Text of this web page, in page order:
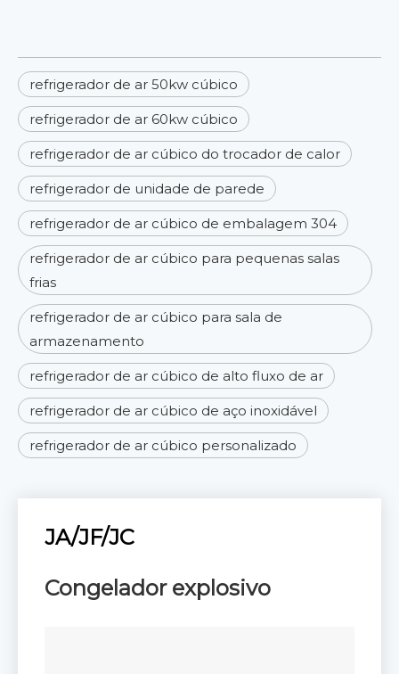
refrigerador de ar 50kw cúbico
refrigerador de ar 60kw cúbico
refrigerador de ar cúbico do trocador de calor
refrigerador de unidade de parede
refrigerador de ar cúbico de embalagem 304
refrigerador de ar cúbico para pequenas salas
frias
refrigerador de ar cúbico para sala de
armazenamento
refrigerador de ar cúbico de alto fluxo de ar
refrigerador de ar cúbico de aço inoxidável
refrigerador de ar cúbico personalizado
JA/JF/JC
Congelador explosivo